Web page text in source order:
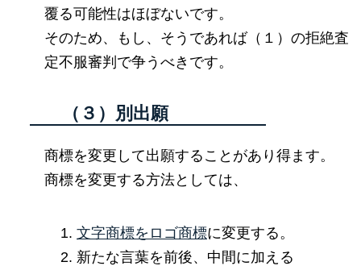
覆る可能性はほぼないです。
そのため、もし、そうであれば（１）の拒絶査
定不服審判で争うべきです。
（３）別出願
商標を変更して出願することがあり得ます。
商標を変更する方法としては、
文字商標をロゴ商標に変更する。
新たな言葉を前後、中間に加える